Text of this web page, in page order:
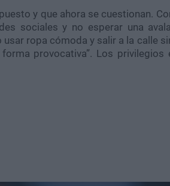
y que ahora se cuestionan.
sociales y no esperar una
ropa cómoda y salir a la calle
provocativa”. Los privilegios